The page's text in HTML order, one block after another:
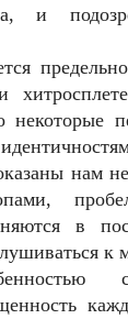
и
некоторые
нам
в